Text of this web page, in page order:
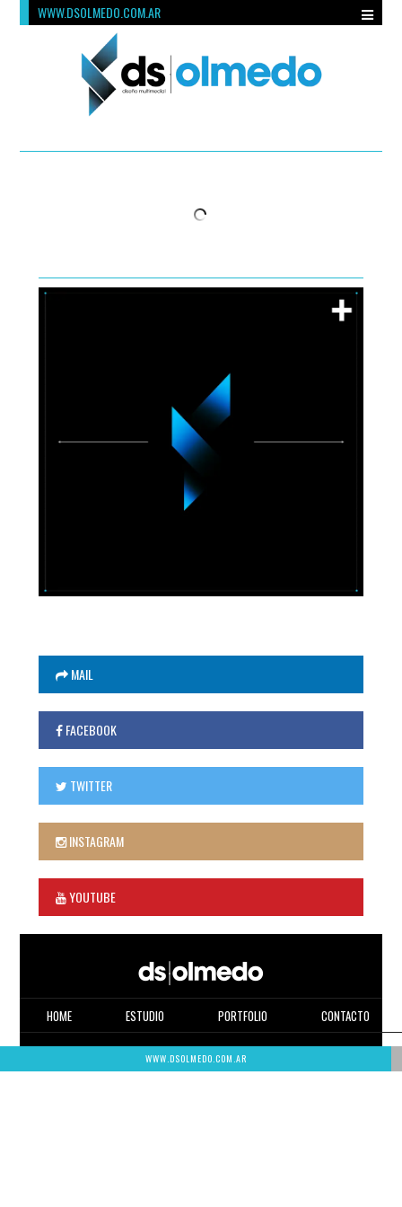
WWW.DSOLMEDO.COM.AR
MAIL
FACEBOOK
TWITTER
INSTAGRAM
YOUTUBE
HOME ESTUDIO PORTFOLIO CONTACTO
WWW.DSOLMEDO.COM.AR